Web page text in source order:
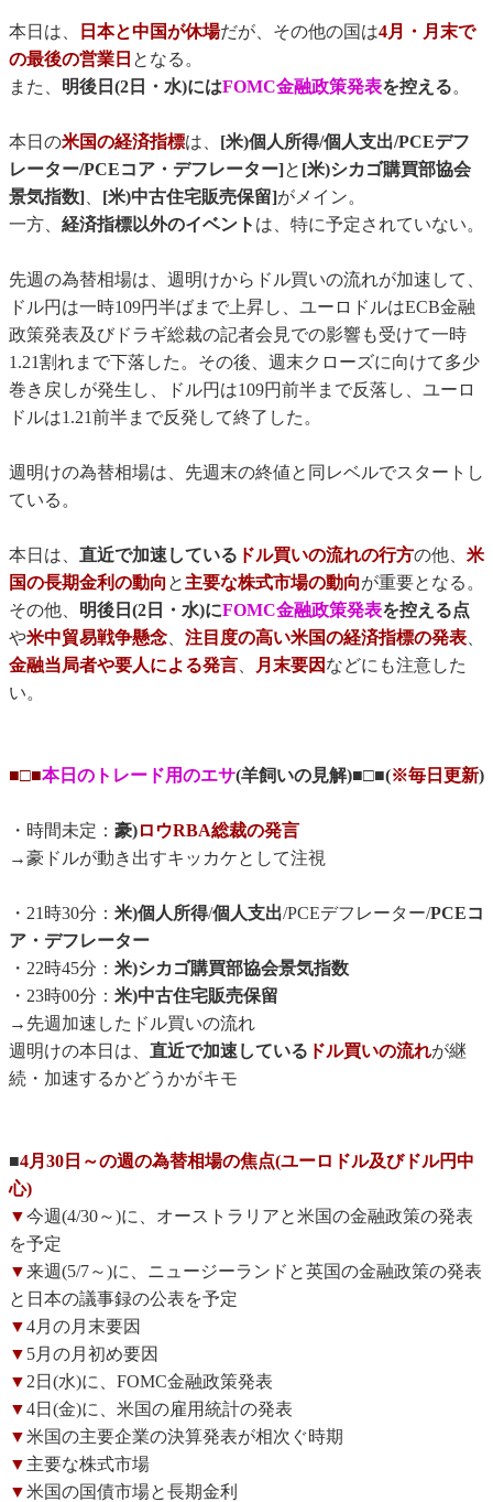
本日は、 日本と中国が休場だが、その他の国は4月・月末で
の最後の営業日 となる。
また、 明後日(2日・水)にはFOMC金融政策発表を控える。
本日の米国の経済指標は、 [米)個人所得/個人支出/PCEデフ
レーター/PCEコア・デフレーター]と [米)シカゴ購買部協会
景気指数]、 [米)中古住宅販売保留]がメイン。
一方、 経済指標以外のイベント は、特に予定されていない。
先週の為替相場は、週明けからドル買いの流れが加速して、
ドル円は一時109円半ばまで上昇し、ユーロドルはECB金融
政策発表及びドラギ総裁の記者会見での影響も受けて一時
1.21割れまで下落した。その後、週末クローズに向けて多少
巻き戻しが発生し、ドル円は109円前半まで反落し、ユーロ
ドルは1.21前半まで反発して終了した。
週明けの為替相場は、先週末の終値と同レベルでスタートし
ている。
本日は、 直近で加速している ドル買いの流れの行方の他、 米
国の長期金利の動向 と主要な株式市場の動向が重要となる。
その他、 明後日(2日・水)にFOMC金融政策発表を控える点
や米中貿易戦争懸念、 注目度の高い米国の経済指標の発表、
金融当局者や要人による発言、 月末要因 などにも注意した
い。
■□■本日のトレード用のエサ(羊飼いの見解)■□■(※毎日更新)
・時間未定： 豪)ロウRBA総裁の発言
→豪ドルが動き出すキッカケとして注視
・21時30分： 米)個人所得/個人支出/PCEデフレーター/PCEコ
ア・デフレーター
・22時45分： 米)シカゴ購買部協会景気指数
・23時00分： 米)中古住宅販売保留
→先週加速したドル買いの流れ
週明けの本日は、 直近で加速している ドル買いの流れが継
続・加速するかどうかがキモ
■4月30日～の週の為替相場の焦点(ユーロドル及びドル円中
心)
▼今週(4/30～)に、オーストラリアと米国の金融政策の発表
を予定
▼来週(5/7～)に、ニュージーランドと英国の金融政策の発表
と日本の議事録の公表を予定
▼4月の月末要因
▼ 5月の月初め要因
▼2日(水)に、FOMC金融政策発表
▼4日(金)に、米国の雇用統計の発表
▼米国の主要企業の決算発表が相次ぐ時期
▼ 主要な株式市場
▼米国の国債市場と長期金利